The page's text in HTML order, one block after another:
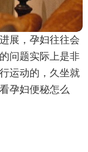
展，孕妇往往会
问题实际上是非
运动的，久坐就
孕妇便秘怎么